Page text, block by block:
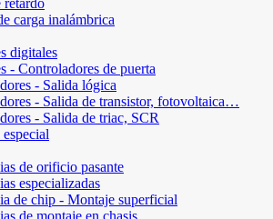
retardo
carga inalámbrica
digitales
- Controladores de puerta
- Salida lógica
- Salida de transistor, fotovoltaica…
- Salida de triac, SCR
de orificio pasante
especializadas
de chip - Montaje superficial
de montaje en chasis